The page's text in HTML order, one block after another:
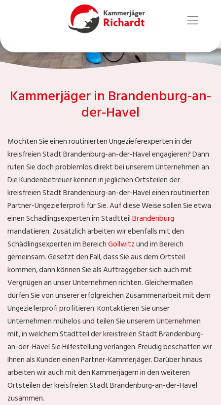
Kammerjäger in Brandenburg-an-
der-Havel
Möchten Sie einen routinierten Ungezieferexperten in der
kreisfreien Stadt Brandenburg-an-der-Havel engagieren? Dann
rufen Sie doch problemlos direkt bei unserem Unternehmen an.
Die Kundenbetreuer kennen in jeglichen Ortsteilen der
kreisfreien Stadt Brandenburg-an-der-Havel einen routinierten
Partner-Ungezieferprofi für Sie. Auf diese Weise sollen Sie etwa
einen Schädlingsexperten im StadtteilBrandenburg
mandatieren. Zusätzlich arbeiten wir ebenfalls mit den
Schädlingsexperten im BereichGollwitzund im Bereich
gemeinsam. Gesetzt den Fall, dass Sie aus dem Ortsteil
kommen, dann können Sie als Auftraggeber sich auch mit
Vergnügen an unser Unternehmen richten. Gleichermaßen
dürfen Sie von unserer erfolgreichen Zusammenarbeit mit dem
Ungezieferprofiprofitieren. Kontaktieren Sie unser
Unternehmen mühelos und teilen Sie unserem Unternehmen
mit, in welchem Stadtteil der kreisfreien Stadt Brandenburg-
an-der-Havel Sie Hilfestellung verlangen. Freudig beschaffen wir
Ihnen als Kunden einen Partner-Kammerjäger. Darüber hinaus
arbeiten wir auch mit den Kammerjägern in den weiteren
Ortsteilen der kreisfreien Stadt Brandenburg-an-der-Havel
zusammen.